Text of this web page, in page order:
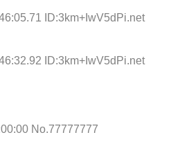
ID:3km+IwV5dPi.net
ID:3km+IwV5dPi.net
No.77777777